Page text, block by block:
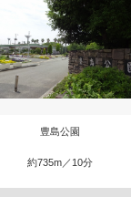
豊島公園
約735m／10分